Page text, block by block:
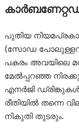
പുതിയ
(സോഡ പോലുള്ളവ)
പകരം അവയിലെ
മേൽപ്പറഞ്ഞ
എനർജി
രീതിയിൽ തന്നെ
നികുതി തുടരും.